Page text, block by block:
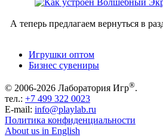
А теперь предлагаем вернуться в
Игрушки оптом
Бизнес сувениры
© 2006-2026 Лаборатория Игр®.
тел.: +7 499 322 0023
E-mail: info@playlab.ru
Политика конфиденциальности
About us in English